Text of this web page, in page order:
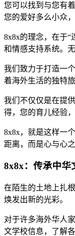
您可以找到与您有
您的爱好多么小众
8x8x的理念，在于
和情感支持系统。
我们致力于打造一
着海外生活的独特
我们不仅仅是在提
得，您的育儿经验
8x8x，就是这样一
距离，而是心与心
8x8x：传承中华
在陌生的土地上扎
焕发出新的光彩。
对于许多海外华人
文学校信息，了解